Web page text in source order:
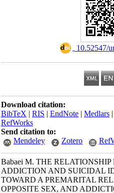
Download citation:
BibTeX|RIS|EndNote|
RefWorks
Send citation to:
Mendeley
Zotero
Babaei M. THE
ADDICTION AND SUICIDAL
TOWARD A PREMARITAL
OPPOSITE SEX, AND